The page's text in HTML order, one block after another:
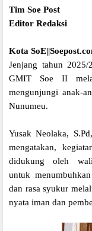
Tim Soe Post
Editor Redaksi
Kota
Jenjang tahun
GMIT Soe II
mengunjungi anak-
Nunumeu.
Yusak Neolaka,
mengatakan,
didukung oleh
untuk
dan rasa syukur
nyata iman dan